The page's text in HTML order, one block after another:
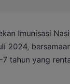
Imunisasi
2024,
tahun yang